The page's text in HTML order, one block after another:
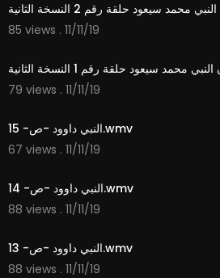
محمد سيعود حلقة رقم 2 النسخة الثانية
85 views . 11/11/19
محمد سيعود حلقة رقم 1 النسخة الثانية
79 views . 11/11/19
النبي داوود -ص- 15.wmv
67 views . 11/11/19
النبي داوود -ص- 14.wmv
88 views . 11/11/19
النبي داوود -ص- 13.wmv
88 views . 11/11/19